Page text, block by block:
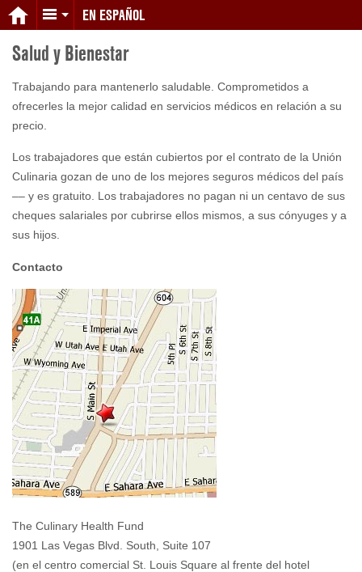
EN ESPAÑOL
Salud y Bienestar
Trabajando para mantenerlo saludable. Comprometidos a
ofrecerles la mejor calidad en servicios médicos en relación a su
precio.
Los trabajadores que están cubiertos por el contrato de la Unión
Culinaria gozan de uno de los mejores seguros médicos del país
–– y es gratuito. Los trabajadores no pagan ni un centavo de sus
cheques salariales por cubrirse ellos mismos, a sus cónyuges y a
sus hijos.
Contacto
The Culinary Health Fund
1901 Las Vegas Blvd. South, Suite 107
(en el centro comercial St. Louis Square al frente del hotel